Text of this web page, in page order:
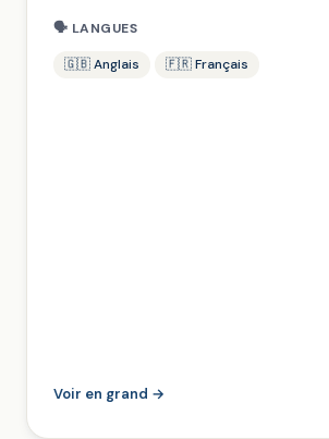
🗣 LANGUES
🇬🇧 Anglais 🇫🇷 Français
Voir en grand →